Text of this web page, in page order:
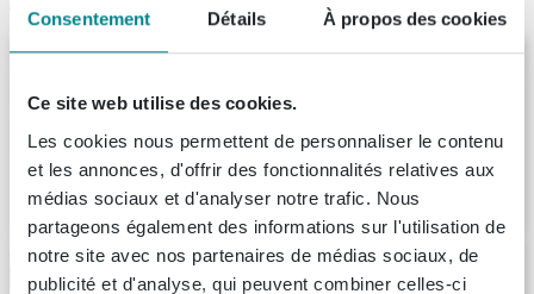
Consentement Détails À propos des cookies
Ce site web utilise des cookies.
Les cookies nous permettent de personnaliser le contenu
et les annonces, d'offrir des fonctionnalités relatives aux
médias sociaux et d'analyser notre trafic. Nous
partageons également des informations sur l'utilisation de
notre site avec nos partenaires de médias sociaux, de
publicité et d'analyse, qui peuvent combiner celles-ci
3.275,
MONDIAZ HOLM Baignoire autoportante -